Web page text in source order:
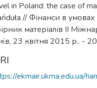
in Poland: the case of
// Фінанси в
матеріалів ІІ
23 квітня 2015 р.. -
ekmair.ukma.edu.ua/